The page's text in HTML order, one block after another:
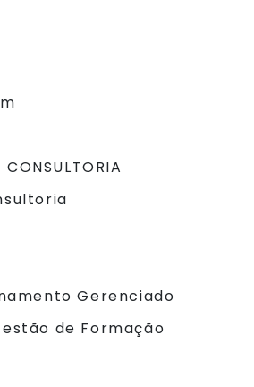
Gerenciado
de Formação